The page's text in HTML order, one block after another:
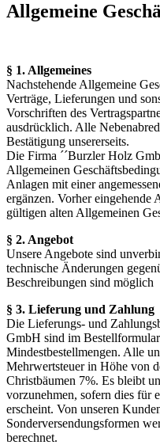
Allgemeine
§ 1. Allgemeines
Nachstehende Allgemeine
Verträge, Lieferungen und
Vorschriften des
ausdrücklich. Alle
Bestätigung unsererseits.
Die Firma ´´Burzler Holz
Allgemeinen
Anlagen mit einer
ergänzen. Vorher eingehende
gültigen alten Allgemeinen
§ 2. Angebot
Unsere Angebote sind
technische Änderungen
Beschreibungen sind möglich
§ 3. Lieferung und Zahlung
Die Lieferungs- und
GmbH sind im
Mindestbestellmengen. Alle
Mehrwertsteuer in Höhe von
Christbäumen 7%. Es bleibt
vorzunehmen, sofern dies für
erscheint. Von unseren
Sonderversendungsformen
berechnet.